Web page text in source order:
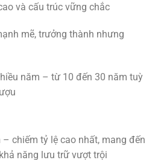
và cấu trúc vững chắc
mẽ, trưởng thành nhưng
năm – từ 10 đến 30 năm tuỳ
– chiếm tỷ lệ cao nhất, mang đến
năng lưu trữ vượt trội